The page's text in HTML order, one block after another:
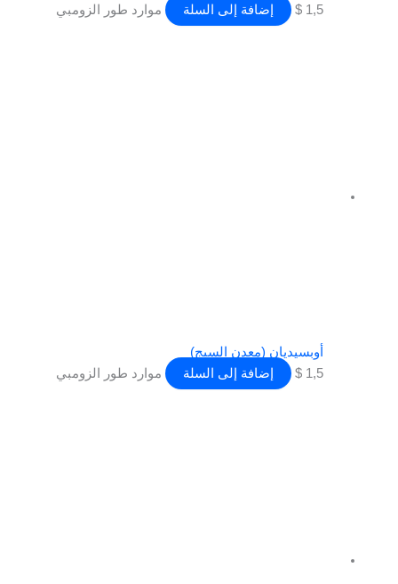
1,5
$ إضافة إلى السلة موارد طور الزومبي
أوبسيديان (معدن السبج)
1,5
$ إضافة إلى السلة موارد طور الزومبي